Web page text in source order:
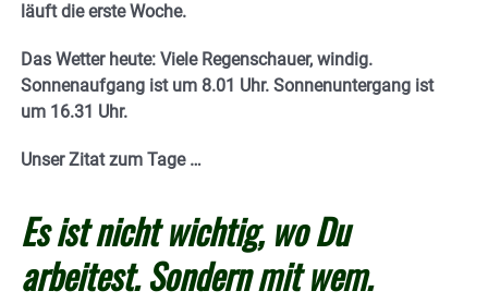
läuft die erste Woche.
Das Wetter heute: Viele Regenschauer, windig.
Sonnenaufgang ist um 8.01 Uhr. Sonnenuntergang ist
um 16.31 Uhr.
Unser Zitat zum Tage …
Es ist nicht wichtig, wo Du
arbeitest. Sondern mit wem.